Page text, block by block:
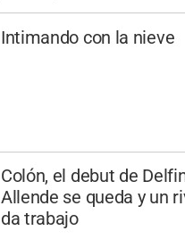
Intimando con la nieve
Colón, el debut de
Allende se queda y un
da trabajo